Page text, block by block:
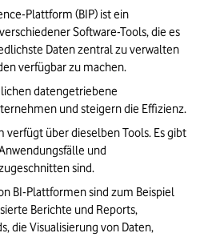
Plattform (BIP) ist ein
Software-Tools, die es
Daten zentral zu verwalten
verfügbar zu machen.
datengetriebene
und steigern die Effizienz.
verfügt über dieselben Tools. Es gibt
und
sind.
BI-Plattformen sind zum Beispiel
Berichte und Reports,
die Visualisierung von Daten,